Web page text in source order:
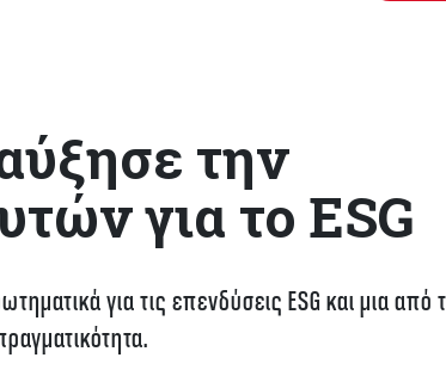
την
για το ESG
για τις επενδύσεις ESG και μια από